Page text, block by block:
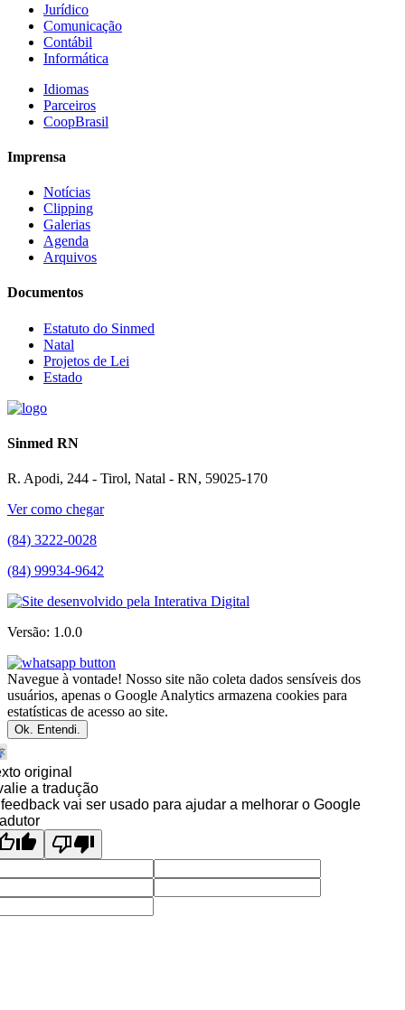
Jurídico
Comunicação
Contábil
Informática
Idiomas
Parceiros
CoopBrasil
Imprensa
Notícias
Clipping
Galerias
Agenda
Arquivos
Documentos
Estatuto do Sinmed
Natal
Projetos de Lei
Estado
Sinmed RN
R. Apodi, 244 - Tirol, Natal - RN, 59025-170
Ver como chegar
(84) 3222-0028
(84) 99934-9642
Versão: 1.0.0
Navegue à vontade! Nosso site não coleta dados sensíveis dos
usuários, apenas o Google Analytics armazena cookies para
estatísticas de acesso ao site.
Ok. Entendi.
original
a tradução
vai ser usado para ajudar a melhorar o Google